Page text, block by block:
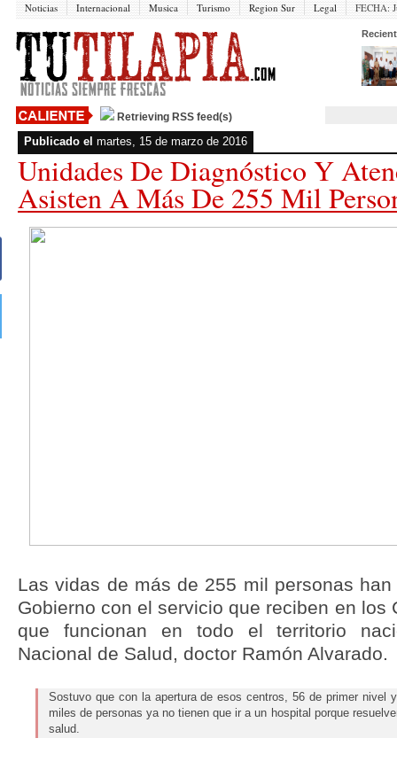
Noticias Internacional Musica Turismo Region Sur Legal FECHA:
Retrieving RSS feed(s)
Publicado el martes, 15 de marzo de 2016
Unidades De Diagnóstico Y
Asisten A Más De 255 Mil
Las vidas de más de 255 mil personas
Gobierno con el servicio que reciben en los
que funcionan en todo el territorio
Nacional de Salud, doctor Ramón Alvarado.
Sostuvo que con la apertura de esos centros, 56 de primer nivel
miles de personas ya no tienen que ir a un hospital porque
salud.